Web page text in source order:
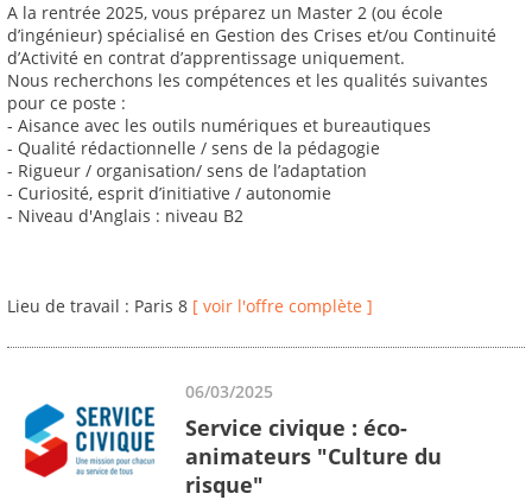
A la rentrée 2025, vous préparez un Master 2 (ou école
d’ingénieur) spécialisé en Gestion des Crises et/ou Continuité
d’Activité en contrat d’apprentissage uniquement.
Nous recherchons les compétences et les qualités suivantes
pour ce poste :
- Aisance avec les outils numériques et bureautiques
- Qualité rédactionnelle / sens de la pédagogie
- Rigueur / organisation/ sens de l’adaptation
- Curiosité, esprit d’initiative / autonomie
- Niveau d'Anglais : niveau B2
Lieu de travail : Paris 8 [ voir l'offre complète ]
06/03/2025
Service civique : éco-
animateurs "Culture du
risque"